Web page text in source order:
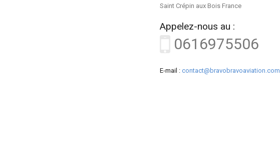
Saint Crépin aux Bois France
Appelez-nous au :
0616975506
E-mail : contact@bravobravoaviation.com